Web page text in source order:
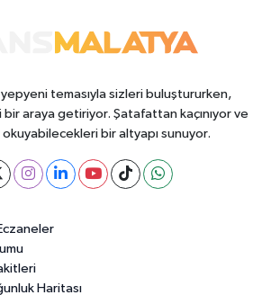
temasıyla sizleri buluştururken,
araya getiriyor. Şatafattan kaçınıyor ve
bir altyapı sunuyor.
Haritası